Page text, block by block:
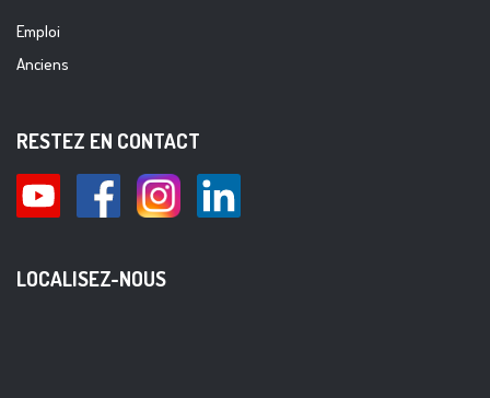
Emploi
Anciens
RESTEZ EN CONTACT
LOCALISEZ-NOUS